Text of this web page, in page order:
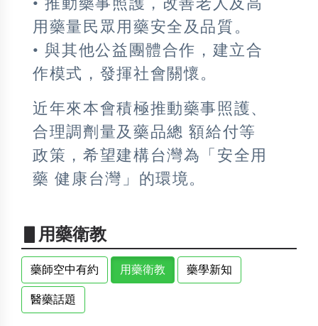
用藥量民眾用藥安全及品質。
• 與其他公益團體合作，建立合
作模式，發揮社會關懷。
近年來本會積極推動藥事照護、
合理調劑量及藥品總 額給付等
政策，希望建構台灣為「安全用
藥 健康台灣」的環境。
▋用藥衛教
藥師空中有約 用藥衛教 藥學新知
醫藥話題